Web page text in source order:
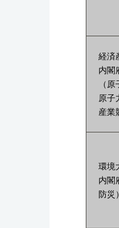
経済
内閣
（
原子
産業
環境
内閣
防災）